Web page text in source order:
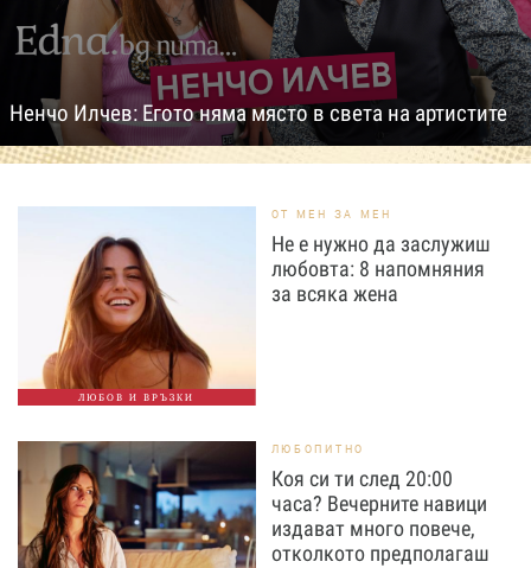
Ненчо Илчев: Егото няма място в света на артистите
ЛЮБОВ И ВРЪЗКИ
ОТ МЕН ЗА МЕН
Не е нужно да заслужиш
любовта: 8 напомняния
за всяка жена
ЛЮБОПИТНО
Коя си ти след 20:00
часа? Вечерните навици
издават много повече,
отколкото предполагаш